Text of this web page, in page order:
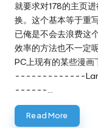
就要求对178的主页
换。这个基本等于重
已俺是不会去浪费这
效率的方法也不一定
PC上现有的某些
-------------
------…
Read More